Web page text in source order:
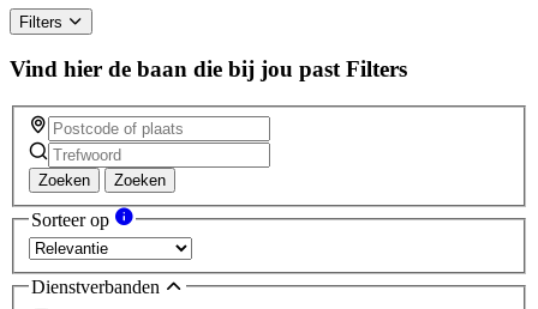
ignore
this
field
Filters
Vind hier de baan die bij jou past Filters
Zoeken Zoeken
Sorteer op
Dienstverbanden